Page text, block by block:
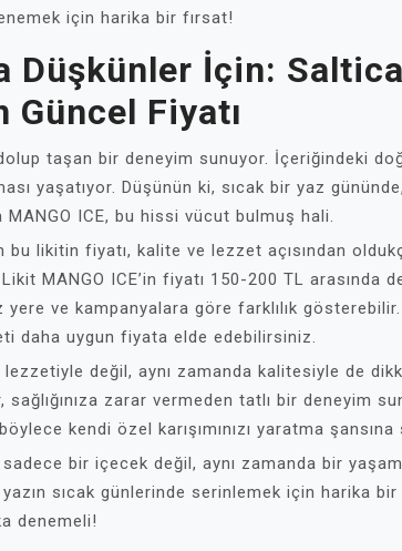
için harika bir fırsat!
Düşkünler İçin:
Güncel Fiyatı
taşan bir deneyim sunuyor. İçeriğindeki
yaşatıyor. Düşünün ki, sıcak bir yaz
ICE, bu hissi vücut bulmuş hali.
bu likitin fiyatı, kalite ve lezzet açısından
MANGO ICE’in fiyatı 150-200 TL arasında
yere ve kampanyalara göre farklılık
daha uygun fiyata elde edebilirsiniz.
lezzetiyle değil, aynı zamanda kalitesiyle de
zarar vermeden tatlı bir deneyim
kendi özel karışımınızı yaratma
bir içecek değil, aynı zamanda bir
sıcak günlerinde serinlemek için harika bir
denemeli!